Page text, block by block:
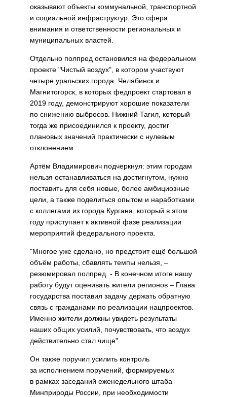
оказывают объекты коммунальной, транспортной
и социальной инфраструктур. Это сфера
внимания и ответственности региональных и
муниципальных властей.
Отдельно полпред остановился на федеральном
проекте "Чистый воздух", в котором участвуют
четыре уральских города. Челябинск и
Магнитогорск, в которых федпроект стартовал в
2019 году, демонстрируют хорошие показатели
по снижению выбросов. Нижний Тагил, который
тогда же присоединился к проекту, достиг
плановых значений практически с нулевым
отклонением.
Артём Владимирович подчеркнул: этим городам
нельзя останавливаться на достигнутом, нужно
поставить для себя новые, более амбициозные
цели, а также поделиться опытом и наработками
с коллегами из города Кургана, который в этом
году приступает к активной фазе реализации
мероприятий федерального проекта.
"Многое уже сделано, но предстоит ещё большой
объём работы, сбавлять темпы нельзя, –
резюмировал полпред. - В конечном итоге нашу
работу будут оценивать жители регионов – Глава
государства поставил задачу держать обратную
связь с гражданами по реализации нацпроектов.
Именно жители должны увидеть результаты
наших общих усилий, почувствовать, что воздух
действительно стал чище".
Он также поручил усилить контроль
за исполнением поручений, формируемых
в рамках заседаний еженедельного штаба
Минприроды России, при необходимости